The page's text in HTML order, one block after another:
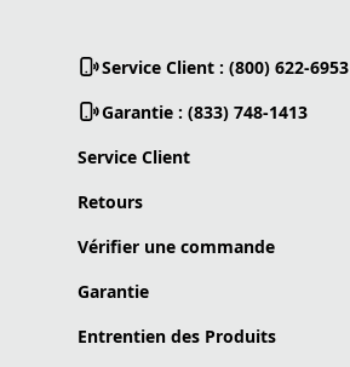
Service Client : (800) 622-6953
Garantie : (833) 748-1413
Service Client
Retours
Vérifier une commande
Garantie
Entrentien des Produits